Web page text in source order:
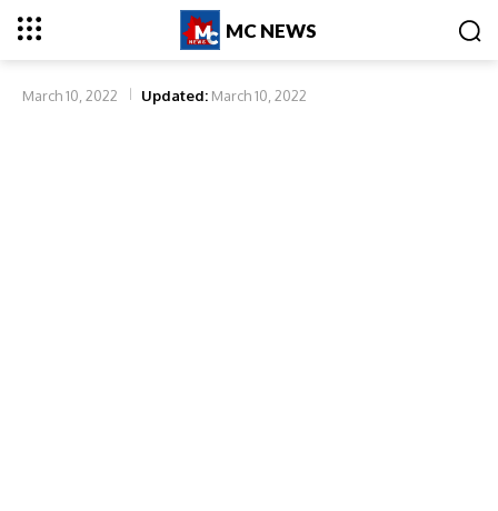
MC NEWS
March 10, 2022 Updated: March 10, 2022